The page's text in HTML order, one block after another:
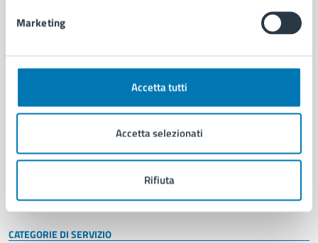
Marketing
Accetta tutti
Accetta selezionati
Rifiuta
AMMINISTRAZIONE
Organi di governo
Enti e fondazioni
Personale amministrativo
Intranet, posta aziendale e protocollo
CATEGORIE DI SERVIZIO